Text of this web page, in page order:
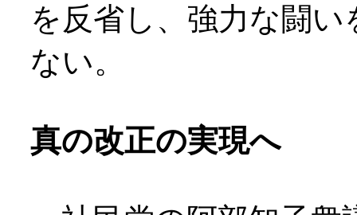
を反省し、強力な闘
ない。
真の改正の実現へ